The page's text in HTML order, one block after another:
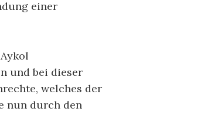
einer
und bei dieser
welches der
nun durch den